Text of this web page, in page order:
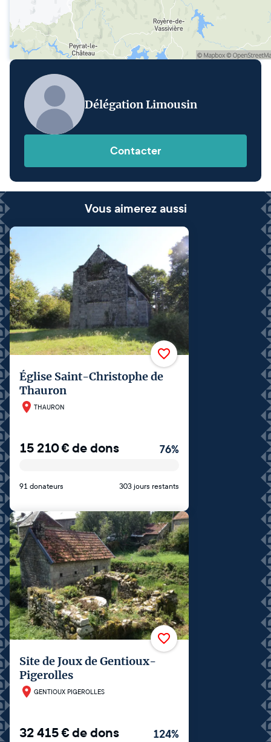
Délégation Limousin
Contacter
Vous aimerez aussi
Église Saint-Christophe de
Thauron
THAURON
15 210€de dons 76%
91 donateurs 303 jours restants
Site de Joux de Gentioux-
Pigerolles
GENTIOUX PIGEROLLES
32 415€de dons 124%